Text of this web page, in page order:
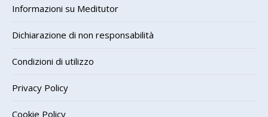
Informazioni su Meditutor
Dichiarazione di non responsabilità
Condizioni di utilizzo
Privacy Policy
Cookie Policy